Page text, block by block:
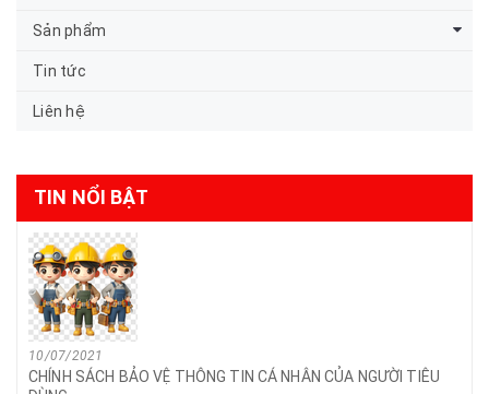
Sản phẩm
Tin tức
Liên hệ
TIN NỔI BẬT
10/07/2021
CHÍNH SÁCH BẢO VỆ THÔNG TIN CÁ NHÂN CỦA NGƯỜI TIÊU